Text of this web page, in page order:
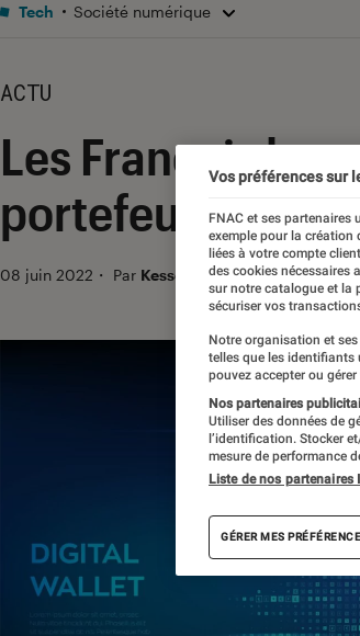
Tech Société numérique
ACTU
Les Français
portefeuille
08 juin 2022 ・ Par Kesso Diallo
Vos préférences sur
FNAC et ses
exemple pour la création
liées à votre compte
des cookies nécessaires
sur notre catalogue et la
sécuriser vos
Notre organisation et ses
telles que les identifiants
pouvez accepter ou
Nos partenaires
Utiliser des données de
l’identification. Stocker
mesure de performance
Liste de nos partenaires
GÉRER MES